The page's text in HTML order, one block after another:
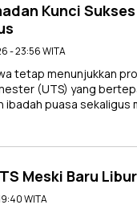
Kunci
- 23:56 WITA
tetap menunjukkan
(UTS) yang
ibadah puasa sekaligus
Meski Baru
WITA